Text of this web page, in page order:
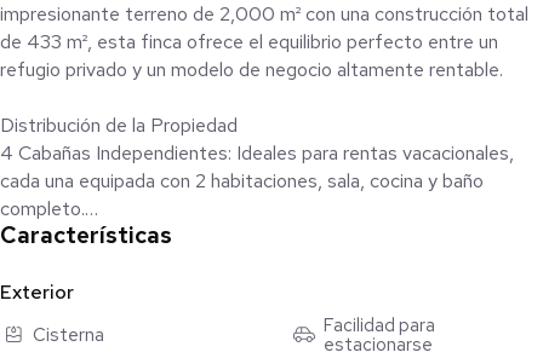
impresionante terreno de 2,000 m² con una construcción total
de 433 m², esta finca ofrece el equilibrio perfecto entre un
refugio privado y un modelo de negocio altamente rentable.
Distribución de la Propiedad
4 Cabañas Independientes: Ideales para rentas vacacionales,
cada una equipada con 2 habitaciones, sala, cocina y baño
completo.
con 3 recámaras, 3 baños completos, sala, comedor y cocina
integral.
Características
Exterior
Cisterna
Facilidad para
estacionarse